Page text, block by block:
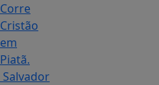
Corre
Cristão
em
Piatã.
Salvador